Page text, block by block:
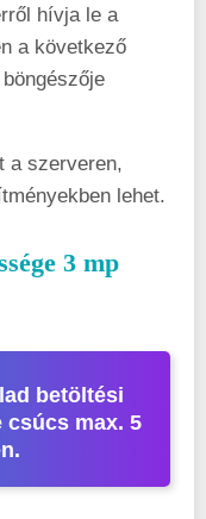
hívja le a
a következő
a szerveren,
lehet.
3 mp
betöltési
csúcs max. 5